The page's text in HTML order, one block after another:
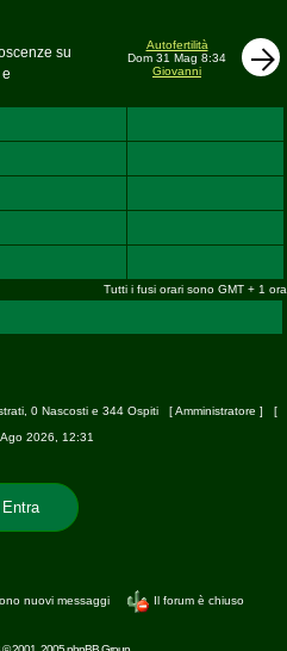
su
Autofertilità
Dom 31 Mag 8:34
Giovanni
Tutti i fusi orari sono GMT + 1 ora
0 Nascosti e 344 Ospiti [Amministratore ] [
2026, 12:31
Entra
nuovi messaggi Il forum è chiuso